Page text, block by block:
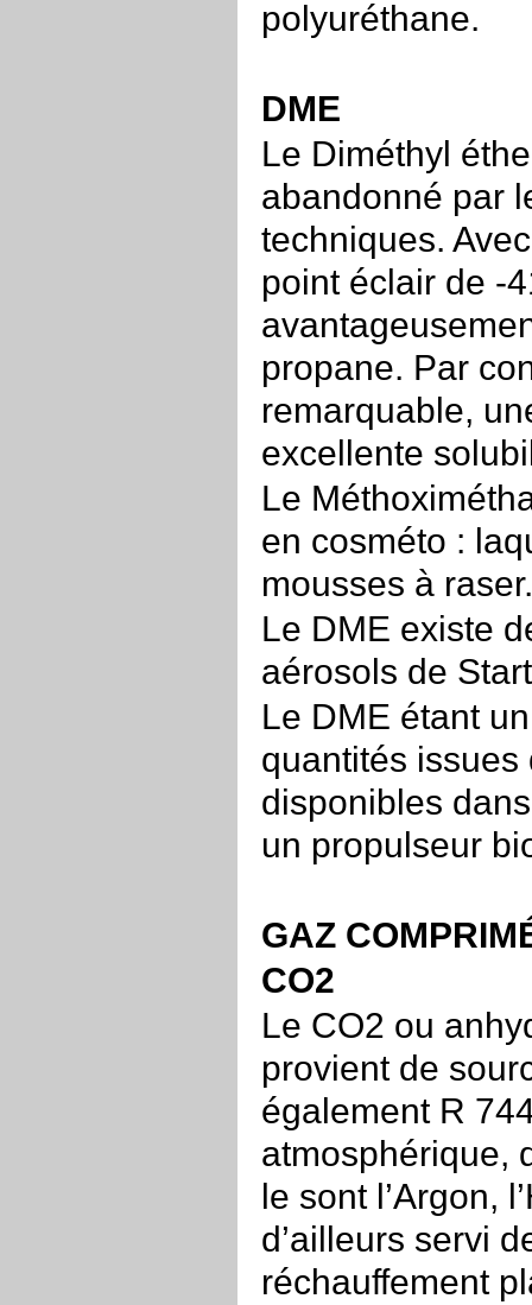
polyuréthane.
DME
Le Diméthyl
abandonné par
techniques.
point éclair de -
propane. Par
remarquable,
excellente
Le
en cosméto :
mousses à raser.
Le DME existe
aérosols de
Le DME étant
quantités
disponibles
un propulseur
GAZ
CO2
Le CO2 ou
provient de
également R
atmosphérique,
le sont l’Argon,
d’ailleurs servi
réchauffement